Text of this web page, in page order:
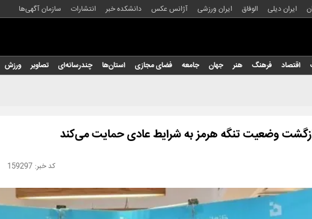
ایران دیلی الوفاق ایران ورزشی آژانس عکس دانشکده خبر انتشارات سازمان آگهی‌ها
اقتصاد فرهنگ هنر جهان جامعه فضای مجازی استان‌ها چندرسانه‌ای تصاویر ورزش
وضعیت تنگه هرمز به شرایط عادی حمایت می‌کند
159297